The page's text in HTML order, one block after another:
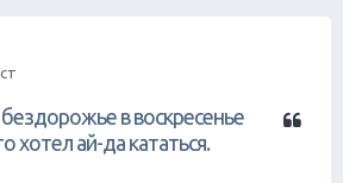
Ц
в воскресенье
хотел ай-да кататься.